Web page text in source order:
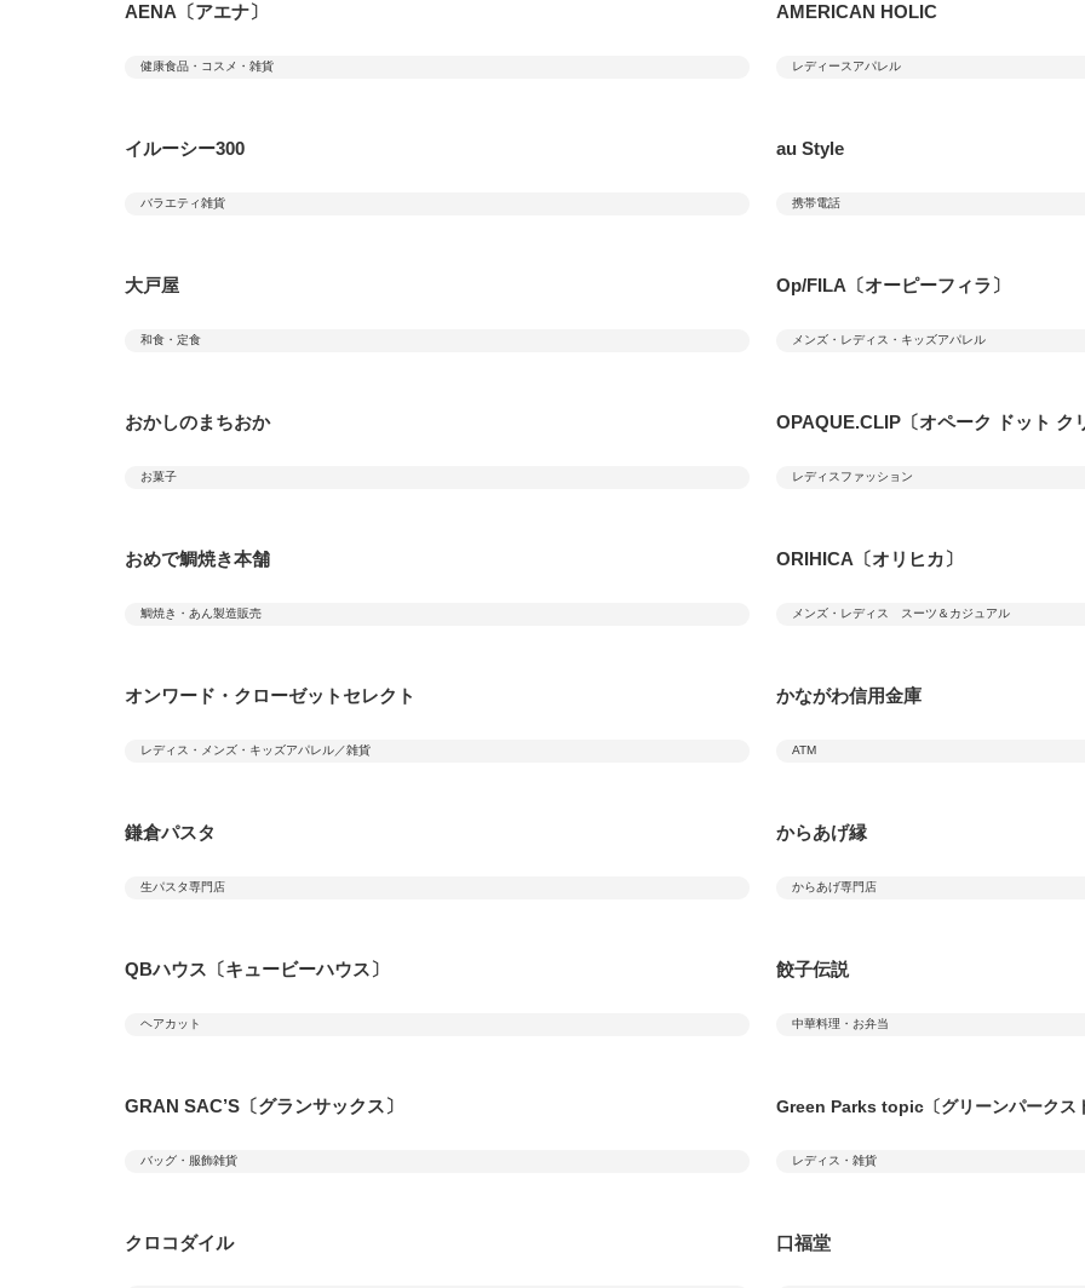
AENA〔アエナ〕
健康食品・コスメ・雑貨
AMERICAN HOLIC
レディースアパレル
イルーシー300
バラエティ雑貨
au Style
携帯電話
大戸屋
和食・定食
Op/FILA〔オーピーフィラ〕
メンズ・レディス・キッズアパレル
おかしのまちおか
お菓子
OPAQUE.CLIP〔オペーク ドット ク
レディスファッション
おめで鯛焼き本舗
鯛焼き・あん製造販売
ORIHICA〔オリヒカ〕
メンズ・レディス スーツ＆カジュアル
オンワード・クローゼットセレクト
レディス・メンズ・キッズアパレル／雑貨
かながわ信用金庫
ATM
鎌倉パスタ
生パスタ専門店
からあげ縁
からあげ専門店
QBハウス〔キュービーハウス〕
ヘアカット
餃子伝説
中華料理・お弁当
GRAN SAC’S〔グランサックス〕
バッグ・服飾雑貨
Green Parks topic〔グリーンパークス
レディス・雑貨
クロコダイル 口福堂